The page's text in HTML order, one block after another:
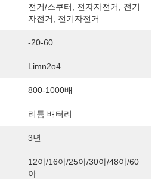
전거/스쿠터, 전자자전거, 전기
자전거, 전기자전거
-20-60
Limn2o4
800-1000배
리튬 배터리
3년
12아/16아/25아/30아/48아/60
아